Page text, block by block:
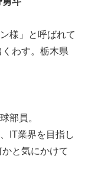
様」と呼ばれて
わす。栃木県
部員。
IT業界を目指し
と気にかけて